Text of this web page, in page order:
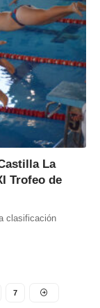
La
Trofeo de
clasificación
7